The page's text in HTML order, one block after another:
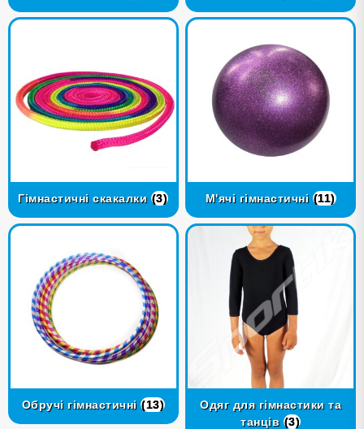
Гімнастичні скакалки (3) М'ячі гімнастичні (11)
Обручі гімнастичні(13)
Одяг для гімнастики та
танців (3)